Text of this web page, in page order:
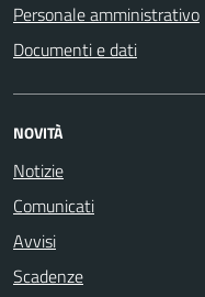
Personale amministrativo
Documenti e dati
NOVITÀ
Notizie
Comunicati
Avvisi
Scadenze